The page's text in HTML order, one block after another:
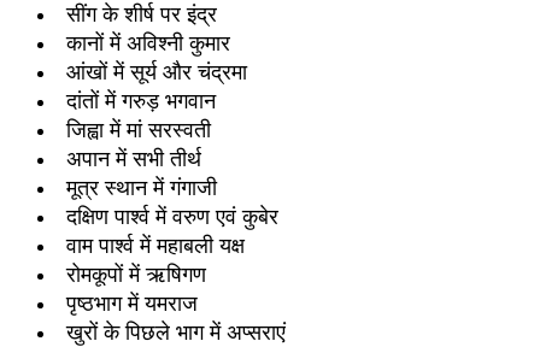
सींग के शीर्ष पर इंद्र
कानों में अविश्‍नी कुमार
आंखों में सूर्य और चंद्रमा
दांतों में गरुड़ भगवान
जिह्वा में मां सरस्‍वती
अपान में सभी तीर्थ
मूत्र स्‍थान में गंगाजी
दक्षिण पार्श्‍व में वरुण एवं कुबेर
वाम पार्श्‍व में महाबली यक्ष
रोमकूपों में ऋषिगण
पृष्‍ठभाग में यमराज
खुरों के पिछले भाग में अप्‍सराएं